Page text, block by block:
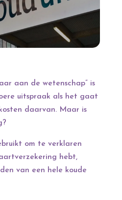
aan de wetenschap” is
uitspraak als het gaat
daarvan. Maar is
om te verklaren
hebt,
van een hele koude